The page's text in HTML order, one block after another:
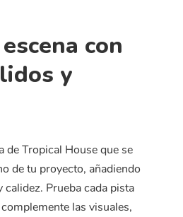
con
y
de Tropical House que se
de tu proyecto, añadiendo
calidez. Prueba cada pista
las visuales,